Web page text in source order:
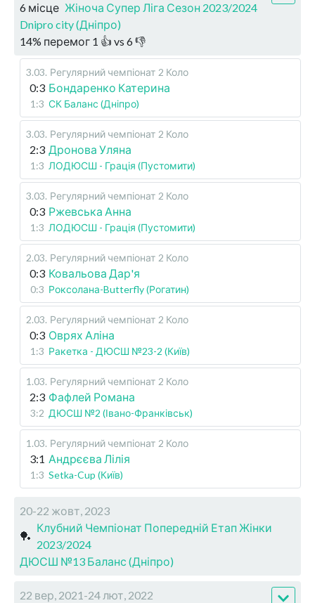
6 місце Жіноча Супер Ліга Сезон 2023/2024
Dnipro city (Дніпро)
14% перемог 1 👍 vs 6👎
3.03. Регулярний чемпіонат 2 Коло
0:3 Бондаренко Катерина
1:3 СК Баланс (Дніпро)
3.03. Регулярний чемпіонат 2 Коло
2:3 Дронова Уляна
1:3 ЛОДЮСШ - Грація (Пустомити)
3.03. Регулярний чемпіонат 2 Коло
0:3 Ржевська Анна
1:3 ЛОДЮСШ - Грація (Пустомити)
2.03. Регулярний чемпіонат 2 Коло
0:3 Ковальова Дар'я
0:3 Роксолана-Butterfly (Рогатин)
2.03. Регулярний чемпіонат 2 Коло
0:3 Оврях Аліна
1:3 Ракетка - ДЮСШ №23-2 (Київ)
1.03. Регулярний чемпіонат 2 Коло
2:3 Фафлей Романа
3:2 ДЮСШ №2 (Івано-Франківськ)
1.03. Регулярний чемпіонат 2 Коло
3:1 Андрєєва Лілія
1:3 Setka-Cup (Київ)
20-22 жовт, 2023
🏓
Клубний Чемпіонат Попередній Етап Жінки
2023/2024
ДЮСШ №13 Баланс (Дніпро)
22 вер, 2021-24 лют, 2022